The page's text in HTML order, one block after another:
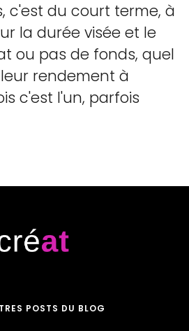
c'est du court terme, à
la durée visée et le
ou pas de fonds, quel
rendement à
c'est l'un, parfois
POSTS DU BLOG